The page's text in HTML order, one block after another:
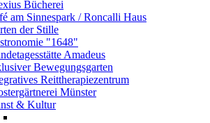
Bücherei
am Sinnespark / Roncalli Haus
der Stille
"1648"
Amadeus
Bewegungsgarten
Reittherapiezentrum
Münster
& Kultur